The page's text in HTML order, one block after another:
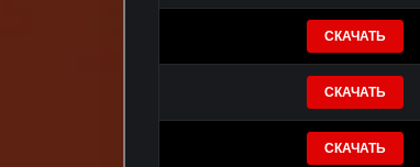
СКАЧАТЬ
СКАЧАТЬ
СКАЧАТЬ